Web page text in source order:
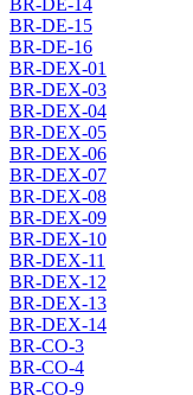
BR-DE-14
BR-DE-15
BR-DE-16
BR-DEX-01
BR-DEX-03
BR-DEX-04
BR-DEX-05
BR-DEX-06
BR-DEX-07
BR-DEX-08
BR-DEX-09
BR-DEX-10
BR-DEX-11
BR-DEX-12
BR-DEX-13
BR-DEX-14
BR-CO-3
BR-CO-4
BR-CO-9